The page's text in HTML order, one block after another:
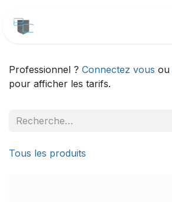
Professionnel ? Connectez vous ou
pour afficher les tarifs.
Tous les produits